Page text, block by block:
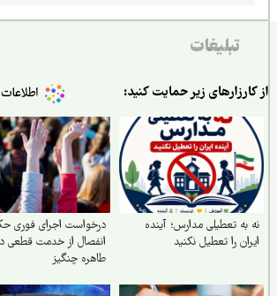
تبلیغات
زیر حمایت کنید:
تعطیلی مدارس؛ آینده
را تعطیل نکنید
درخواست اجرای فوری حکم
انفصال از خدمت قطعی دکتر
طاهره چنگیز